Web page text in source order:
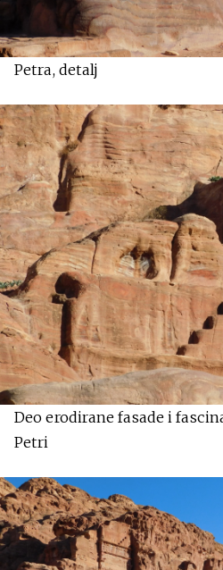
Petra, detalj
Deo erodirane fasade i
Petri